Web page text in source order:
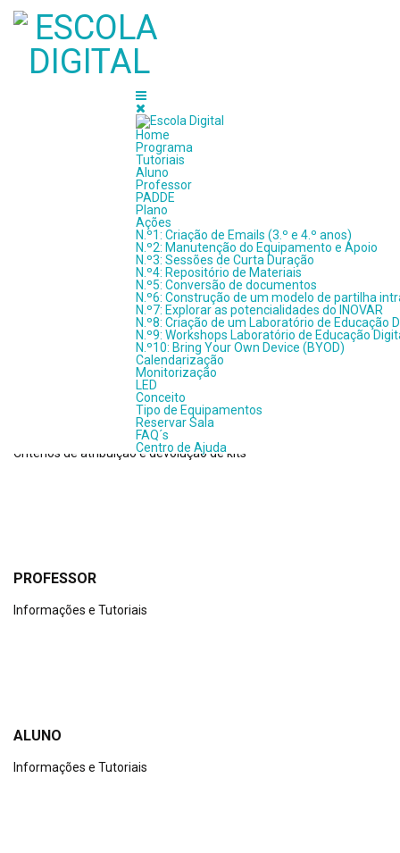
Home
Programa
Tutoriais
Aluno
Professor
PADDE
Plano
Ações
N.º1: Criação de Emails (3.º e 4.º anos)
N.º2: Manutenção do Equipamento e Apoio
N.º3: Sessões de Curta Duração
N.º4: Repositório de Materiais
N.º5: Conversão de documentos
N.º6: Construção de um modelo de partilha
N.º7: Explorar as potencialidades do INOVAR
N.º8: Criação de um Laboratório de Educação
N.º9: Workshops Laboratório de Educação
N.º10: Bring Your Own Device (BYOD)
Calendarização
Monitorização
LED
Conceito
Tipo de Equipamentos
Reservar Sala
FAQ´s
Centro de Ajuda
Suporte Técnico ao Programa Escola Digital
Regulamento BYOD fev/jun 2024
Repositório Digital do Agrupamento
Plano de Ação de Desenvolvimento Digital das Escolas (PADDE)
Critérios de atribuição e devolução de kits
PROFESSOR
Informações e Tutoriais
ALUNO
Informações e Tutoriais